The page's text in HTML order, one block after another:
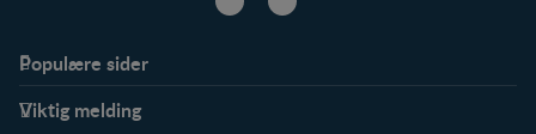
Populære sider
FAQ
Viktig melding